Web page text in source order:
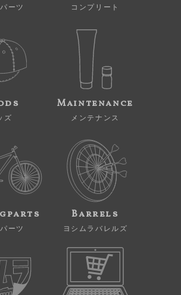
ーツ コンプリート
ズ
Maintenance
メンテナンス
ーツ
Barrels
ヨシムラバレルズ